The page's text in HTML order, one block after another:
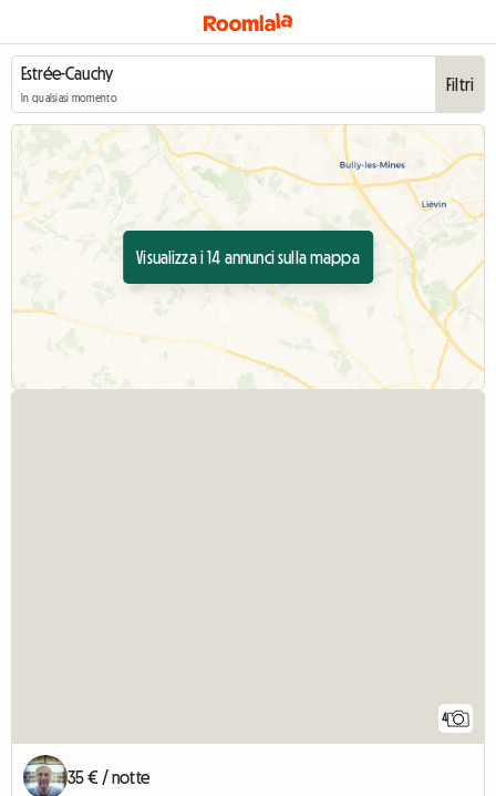
In qualsiasi momento
Filtri
Visualizza i 14 annunci sulla mappa
4
35 € / notte